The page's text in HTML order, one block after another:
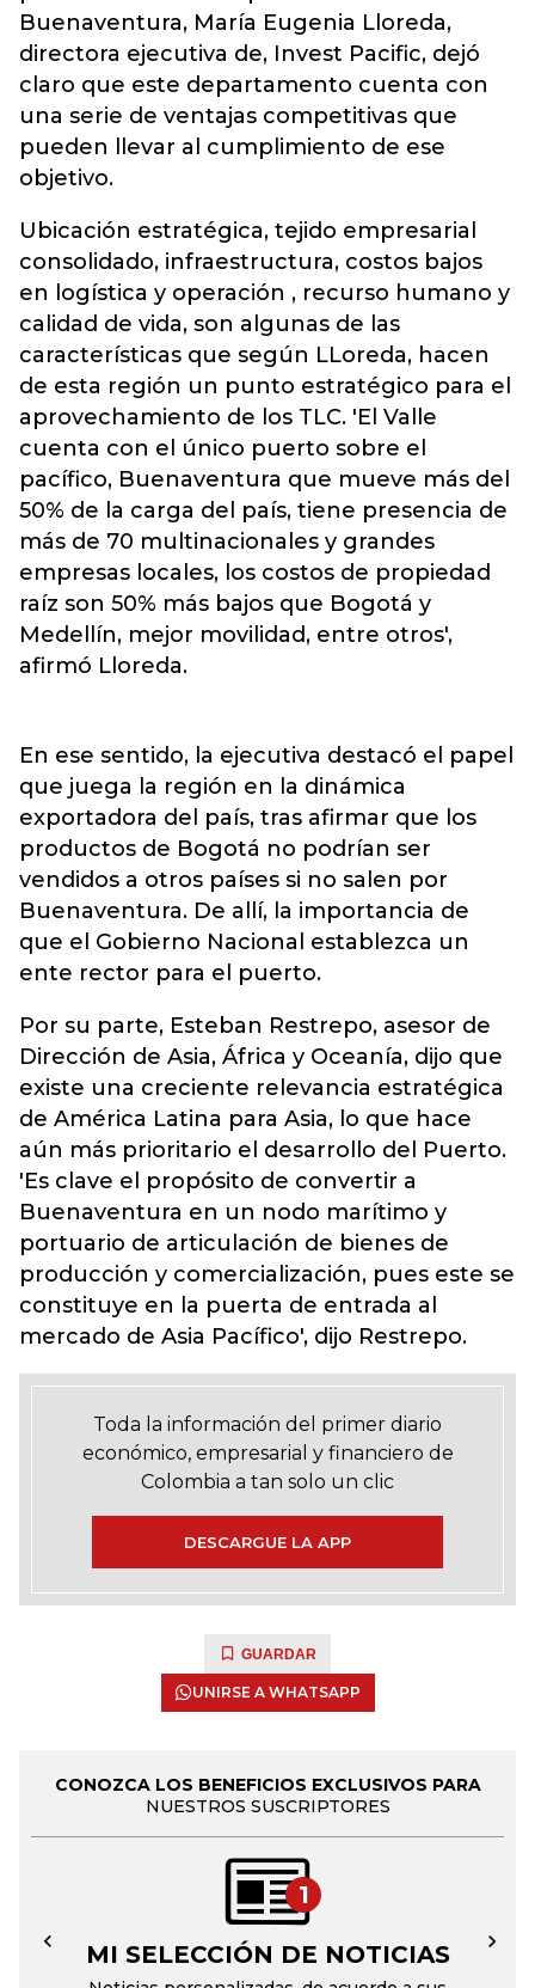
Buenaventura, María Eugenia Lloreda,
directora ejecutiva de, Invest Pacific, dejó
claro que este departamento cuenta con
una serie de ventajas competitivas que
pueden llevar al cumplimiento de ese
objetivo.
Ubicación estratégica, tejido empresarial
consolidado, infraestructura, costos bajos
en logística y operación , recurso humano y
calidad de vida, son algunas de las
características que según LLoreda, hacen
de esta región un punto estratégico para el
aprovechamiento de los TLC. 'El Valle
cuenta con el único puerto sobre el
pacífico, Buenaventura que mueve más del
50% de la carga del país, tiene presencia de
más de 70 multinacionales y grandes
empresas locales, los costos de propiedad
raíz son 50% más bajos que Bogotá y
Medellín, mejor movilidad, entre otros',
afirmó Lloreda.
En ese sentido, la ejecutiva destacó el papel
que juega la región en la dinámica
exportadora del país, tras afirmar que los
productos de Bogotá no podrían ser
vendidos a otros países si no salen por
Buenaventura. De allí, la importancia de
que el Gobierno Nacional establezca un
ente rector para el puerto.
Por su parte, Esteban Restrepo, asesor de
Dirección de Asia, África y Oceanía, dijo que
existe una creciente relevancia estratégica
de América Latina para Asia, lo que hace
aún más prioritario el desarrollo del Puerto.
'Es clave el propósito de convertir a
Buenaventura en un nodo marítimo y
portuario de articulación de bienes de
producción y comercialización, pues este se
constituye en la puerta de entrada al
mercado de Asia Pacífico', dijo Restrepo.
Toda la información del primer diario
económico, empresarial y financiero de
Colombia a tan solo un clic
DESCARGUE LA APP
GUARDAR
UNIRSE A WHATSAPP
CONOZCA LOS BENEFICIOS EXCLUSIVOS PARA
NUESTROS SUSCRIPTORES
1
MI SELECCIÓN DE NOTICIAS
← →